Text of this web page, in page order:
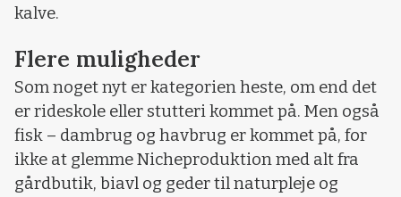
kalve.
Flere muligheder
Som noget nyt er kategorien heste, om end det
er rideskole eller stutteri kommet på. Men også
fisk – dambrug og havbrug er kommet på, for
ikke at glemme Nicheproduktion med alt fra
gårdbutik, biavl og geder til naturpleje og